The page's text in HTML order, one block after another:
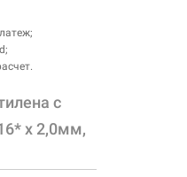
c
x 2,0мм,